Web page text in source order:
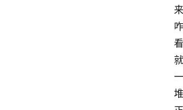
来
咋
看
就
一
堆